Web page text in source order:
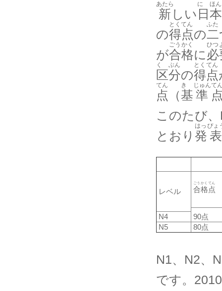
新
あたら
しい 日
に
本
ほん
の得点
とくてん
の二
ふた
が合
ごう
格
かく
に 必
ひつ
区
く
分
ぶん
の得
とく
点
てん
点
てん
（基
き
準
じゅんて
このたび
とおり 発
はっ
表
ぴょ
レベル 合
ごう
格
かく
点
てん
N4
90点
N5
80点
N1、N2、
です。2010